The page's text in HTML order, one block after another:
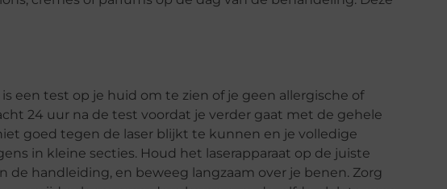
een test op je huid om te zien of je geen allergische of
24 uur na de test voordat je verder gaat met de gehele
goed tegen de laser blijkt te kunnen en je volledige
in kleine secties. Houd het laserapparaat op de juiste
de handleiding, en beweeg langzaam over je benen. Zorg